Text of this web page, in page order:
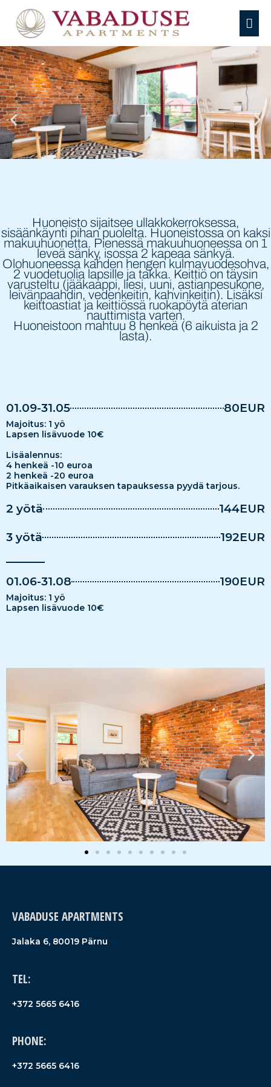
sisältöön
Huoneisto sijaitsee ullakkokerroksessa,
sisäänkäynti pihan puolelta. Huoneistossa on kaksi
makuuhuonetta. Pienessä makuuhuoneessa on 1
leveä sänky, isossa 2 kapeaa sänkyä.
Olohuoneessa kahden hengen kulmavuodesohva,
2 vuodetuolia lapsille ja takka. Keittiö on täysin
varusteltu (jääkaappi, liesi, uuni, astianpesukone,
leivänpaahdin, vedenkeitin, kahvinkeitin). Lisäksi
keittoastiat ja keittiössä ruokapöytä aterian
nauttimista varten.
Huoneistoon mahtuu 8 henkeä (6 aikuista ja 2
lasta).
01.09-31.05 80EUR
Majoitus: 1 yö
Lapsen lisävuode 10€
Lisäalennus:
4 henkeä -10 euroa
2 henkeä -20 euroa
Pitkäaikaisen varauksen tapauksessa pyydä tarjous.
2 yötä 144EUR
3 yötä 192EUR
01.06-31.08 190EUR
Majoitus: 1 yö
Lapsen lisävuode 10€
VABADUSE APARTMENTS
Jalaka 6, 80019 Pärnu
TEL:
+372 5665 6416
PHONE:
+372 5665 6416